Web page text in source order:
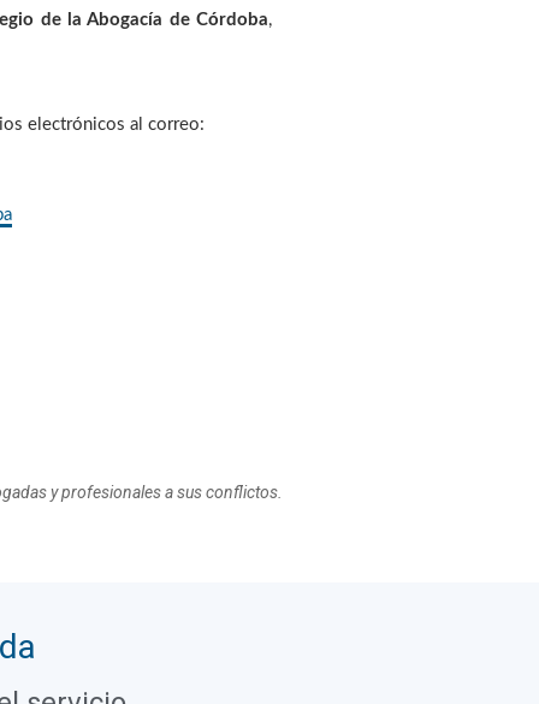
de la Abogacía de Córdoba,
electrónicos al correo:
y profesionales a sus conflictos.